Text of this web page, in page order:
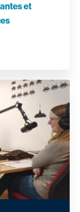
et